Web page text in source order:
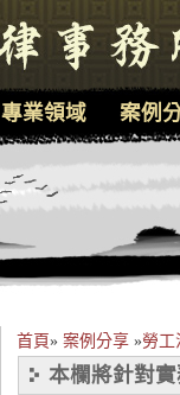
首頁» 案例分享»勞工
本欄將針對
專業領域 案例